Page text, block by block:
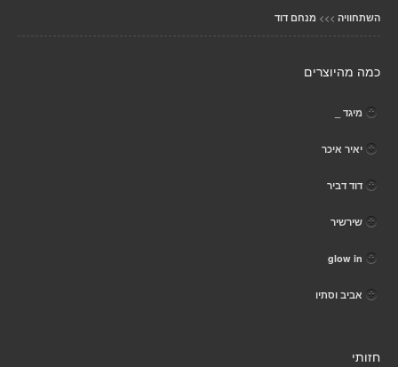
השתחוויה >>> מנחם דוד
כמה מהיוצרים
מיגד _
יאיר איכר
דוד דביר
שירשיר
glow in
אביב וסתיו
חזותי